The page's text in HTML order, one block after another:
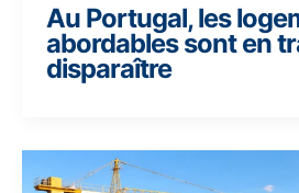
Au Portugal, les
abordables sont en
disparaître